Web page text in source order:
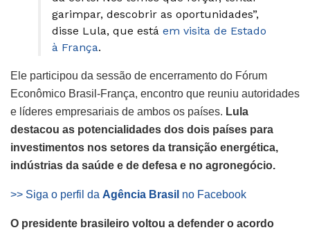
garimpar, descobrir as oportunidades”,
disse Lula, que está em visita de Estado
à França.
Ele participou da sessão de encerramento do Fórum
Econômico Brasil-França, encontro que reuniu autoridades
e líderes empresariais de ambos os países. Lula
destacou as potencialidades dos dois países para
investimentos nos setores da transição energética,
indústrias da saúde e de defesa e no agronegócio.
>> Siga o perfil da Agência Brasil no Facebook
O presidente brasileiro voltou a defender o acordo